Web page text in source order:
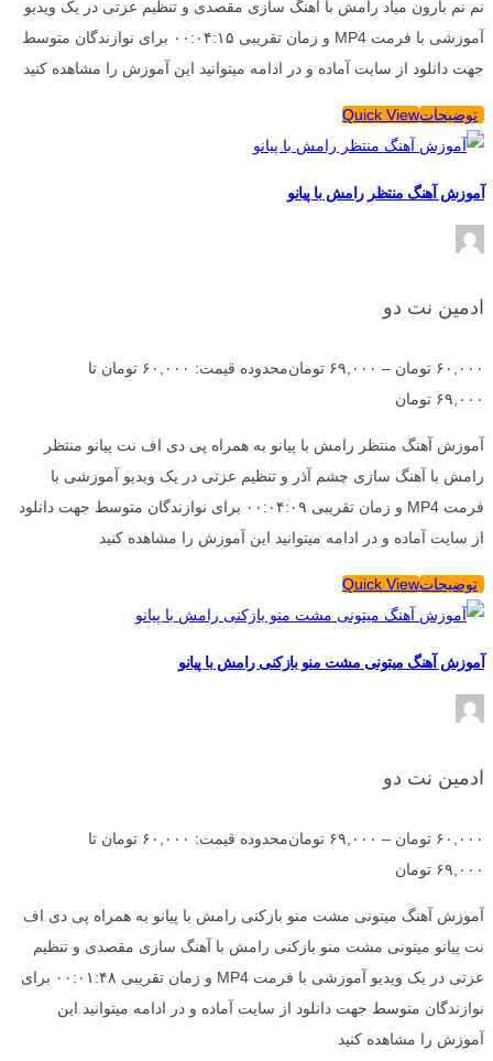
نم نم بارون میاد رامش با آهنگ سازی مقصدی و تنظیم عزتی در یک ویدیو
آموزشی با فرمت MP4 و زمان تقریبی ۰۰:۰۴:۱۵ برای نوازندگان متوسط
جهت دانلود از سایت آماده و در ادامه میتوانید این آموزش را مشاهده کنید
توضیحاتQuick View
آموزش آهنگ منتظر رامش با پیانو
ادمین نت دو
۶۰,۰۰۰ تومان – ۶۹,۰۰۰ تومان
محدوده قیمت: ۶۰,۰۰۰ تومان تا
۶۹,۰۰۰ تومان
آموزش آهنگ منتظر رامش با پیانو به همراه پی دی اف نت پیانو منتظر
رامش با آهنگ سازی چشم آذر و تنظیم عزتی در یک ویدیو آموزشی با
فرمت MP4 و زمان تقریبی ۰۰:۰۴:۰۹ برای نوازندگان متوسط جهت دانلود
از سایت آماده و در ادامه میتوانید این آموزش را مشاهده کنید
توضیحاتQuick View
آموزش آهنگ میتونی مشت منو بازکنی رامش با پیانو
ادمین نت دو
۶۰,۰۰۰ تومان – ۶۹,۰۰۰ تومان
محدوده قیمت: ۶۰,۰۰۰ تومان تا
۶۹,۰۰۰ تومان
آموزش آهنگ میتونی مشت منو بازکنی رامش با پیانو به همراه پی دی اف
نت پیانو میتونی مشت منو بازکنی رامش با آهنگ سازی مقصدی و تنظیم
عزتی در یک ویدیو آموزشی با فرمت MP4 و زمان تقریبی ۰۰:۰۱:۴۸ برای
نوازندگان متوسط جهت دانلود از سایت آماده و در ادامه میتوانید این
آموزش را مشاهده کنید